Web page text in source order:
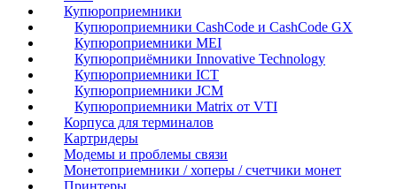
Купюроприемники
Купюроприемники CashCode и CashCode GX
Купюроприемники MEI
Купюроприёмники Innovative Technology
Купюроприемники ICT
Купюроприемники JCM
Купюроприемники Matrix от VTI
Корпуса для терминалов
Картридеры
Модемы и проблемы связи
Монетоприемники / хоперы / счетчики монет
Принтеры